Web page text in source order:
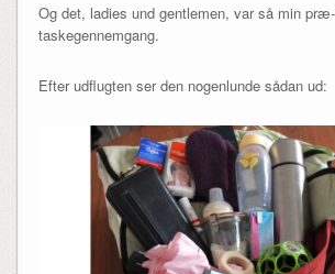
Og det, ladies und gentlemen, var så min
taskegennemgang.
Efter udflugten ser den nogenlunde sådan ud: